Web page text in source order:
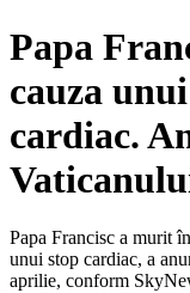
Papa
cauza
cardiac.
Papa Francisc a murit
unui stop cardiac, a
aprilie, conform